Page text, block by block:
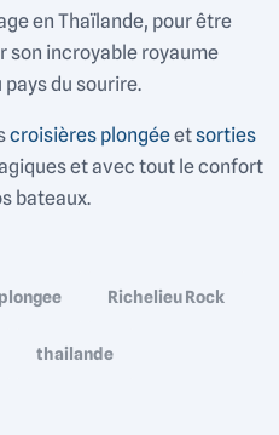
en Thaïlande, pour être
son incroyable royaume
du sourire.
croisières plongéeetsorties
et avec tout le confort
bateaux.
plongee Richelieu Rock
thailande